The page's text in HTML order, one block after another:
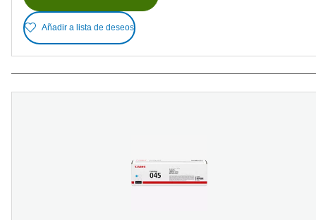
Añadir a lista de deseos